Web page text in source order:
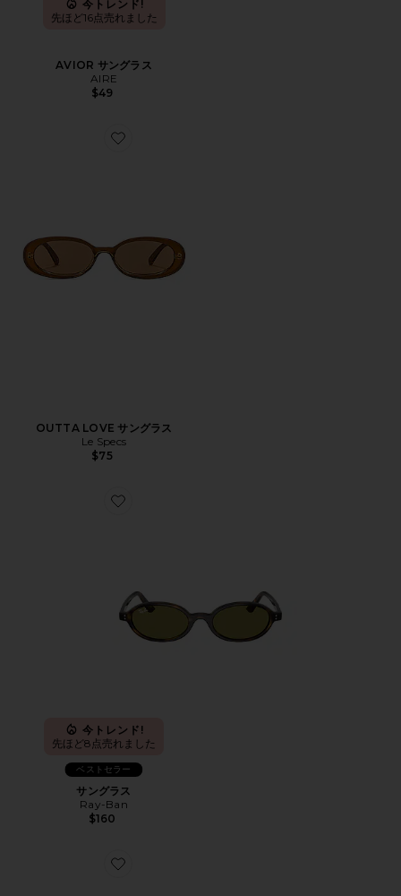
今トレンド!
先ほど16点売れました
AVIOR サングラス
AIRE
$49
Favorite OUTTA LOVE サングラス
OUTTA LOVE サングラス
Le Specs
$75
Favorite サングラス
今トレンド!
先ほど8点売れました
ベストセラー
サングラス
Ray-Ban
$160
Favorite DUSKFALL サングラス